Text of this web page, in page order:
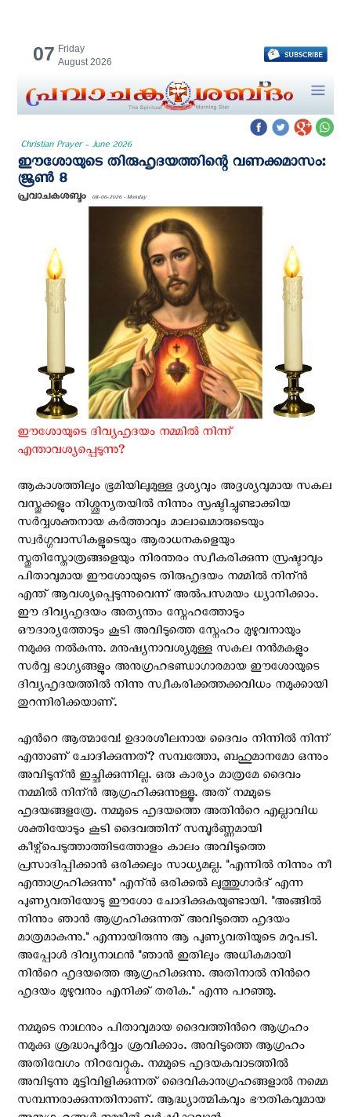
07 Friday
August 2026
Christian Prayer - June 2026
ഈശോയുടെ തിരുഹൃദയത്തിന്റെ വണക്കമാസം:
ജൂൺ 8
പ്രവാചകശബ്ദം 08-06-2026 - Monday
ഈശോയുടെ ദിവ്യഹൃദയം നമ്മില്‍ നിന്ന്
എന്താവശ്യപ്പെടുന്നു?
ആകാശത്തിലും ഭൂമിയിലുമുള്ള ദൃശ്യവും അദൃശ്യവുമായ സകല
വസ്തുക്കളും നിശ്ശൂന്യതയില്‍ നിന്നും സൃഷ്ടിച്ചുണ്ടാക്കിയ
സര്‍വ്വശക്തനായ കര്‍ത്താവും മാലാഖമാരുടെയും
സ്വര്‍ഗ്ഗവാസികളുടെയും ആരാധനകളെയും
സ്തുതിസ്തോത്രങ്ങളെയും നിരന്തരം സ്വീകരിക്കുന്ന സ്രഷ്ടാവും
പിതാവുമായ ഈശോയുടെ തിരുഹൃദയം നമ്മില്‍ നിന്ന്‍
എന്ത് ആവശ്യപ്പെടുന്നുവെന്ന് അല്‍പസമയം ധ്യാനിക്കാം.
ഈ ദിവ്യഹൃദയം അത്യന്തം സ്നേഹത്തോടും
ഔദാര്യത്തോടും കൂടി അവിടുത്തെ സ്നേഹം മുഴുവനായും
നമുക്കു നല്‍കുന്നു. മനുഷ്യനാവശ്യമുള്ള സകല നന്‍മകളും
സര്‍വ്വ ഭാഗ്യങ്ങളും അനുഗ്രഹഭണ്ഡാഗാരമായ ഈശോയുടെ
ദിവ്യഹൃദയത്തില്‍ നിന്നു സ്വീകരിക്കത്തക്കവിധം നമുക്കായി
തുറന്നിരിക്കയാണ്.
എന്‍റെ ആത്മാവേ! ഉദാരശീലനായ ദൈവം നിന്നില്‍ നിന്ന്
എന്താണ് ചോദിക്കുന്നത്? സമ്പത്തോ, ബഹുമാനമോ ഒന്നും
അവിടുന്ന്‍ ഇച്ഛിക്കുന്നില്ല. ഒരു കാര്യം മാത്രമേ ദൈവം
നമ്മില്‍ നിന്ന്‍ ആഗ്രഹിക്കുന്നുള്ളൂ. അത് നമ്മുടെ
ഹൃദയങ്ങളത്രേ. നമ്മുടെ ഹൃദയത്തെ അതിന്‍റെ എല്ലാവിധ
ശക്തിയോടും കൂടി ദൈവത്തിന് സമ്പൂര്‍ണ്ണമായി
കീഴ്പ്പെടുത്താത്തിടത്തോളം കാലം അവിടുത്തെ
പ്രസാദിപ്പിക്കാന്‍ ഒരിക്കലും സാധ്യമല്ല. "എന്നില്‍ നിന്നും നീ
എന്താഗ്രഹിക്കുന്നു" എന്ന്‍ ഒരിക്കല്‍ ലുത്തുഗാര്‍ദ് എന്ന
പുണ്യവതിയോടു ഈശോ ചോദിക്കുകയുണ്ടായി. "അങ്ങില്‍
നിന്നും ഞാന്‍ ആഗ്രഹിക്കുന്നത് അവിടുത്തെ ഹൃദയം
മാത്രമാകുന്നു." എന്നായിരുന്നു ആ പുണ്യവതിയുടെ മറുപടി.
അപ്പോള്‍ ദിവ്യനാഥന്‍ "ഞാന്‍ ഇതിലും അധികമായി
നിന്‍റെ ഹൃദയത്തെ ആഗ്രഹിക്കുന്നു. അതിനാല്‍ നിന്‍റെ
ഹൃദയം മുഴുവനും എനിക്ക് തരിക." എന്നു പറഞ്ഞു.
നമ്മുടെ നാഥനും പിതാവുമായ ദൈവത്തിന്‍റെ ആഗ്രഹം
നമുക്കു ശ്രദ്ധാപൂര്‍വ്വം ശ്രവിക്കാം. അവിടുത്തെ ആഗ്രഹം
അതിവേഗം നിറവേറ്റുക. നമ്മുടെ ഹൃദയകവാടത്തില്‍
അവിടുന്നു മുട്ടിവിളിക്കുന്നത് ദൈവികാനുഗ്രഹങ്ങളാല്‍ നമ്മെ
സമ്പന്നരാക്കുന്നതിനാണ്. ആദ്ധ്യാത്മികവും ഭൗതികവുമായ